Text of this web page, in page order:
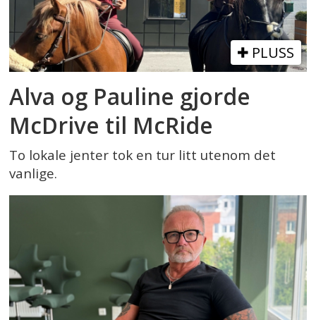
PLUSS
Alva og Pauline gjorde
McDrive til McRide
To lokale jenter tok en tur litt utenom det
vanlige.